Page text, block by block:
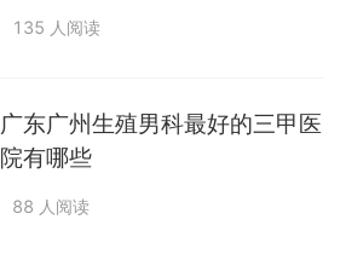
135 人阅读
广东广州生殖男科最好的三甲医
院有哪些
88 人阅读